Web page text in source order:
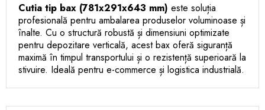
Cutia tip bax (781x291x643 mm) este soluția
profesională pentru ambalarea produselor voluminoase și
înalte. Cu o structură robustă și dimensiuni optimizate
pentru depozitare verticală, acest bax oferă siguranță
maximă în timpul transportului și o rezistență superioară la
stivuire. Ideală pentru e-commerce și logistica industrială.